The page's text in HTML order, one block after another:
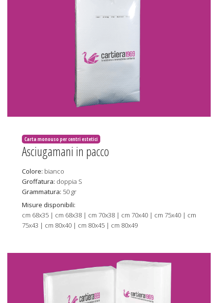
Carta monouso per centri estetici
Asciugamani in pacco
Colore: bianco
Groffatura: doppia S
Grammatura: 50 gr
Misure disponibili:
cm 68x35 | cm 68x38 | cm 70x38 | cm 70x40 | cm 75x40 | cm
75x43 | cm 80x40 | cm 80x45 | cm 80x49